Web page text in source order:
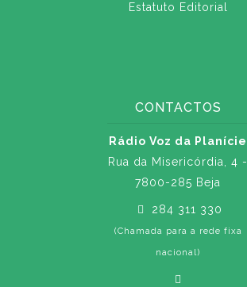
Estatuto Editorial
CONTACTOS
Rádio Voz da Planície
Rua da Misericórdia, 4 -
7800-285 Beja
284 311 330
(Chamada para a rede fixa
nacional)